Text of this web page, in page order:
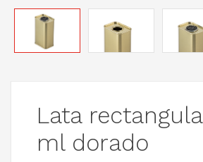
Lata
ml dorado